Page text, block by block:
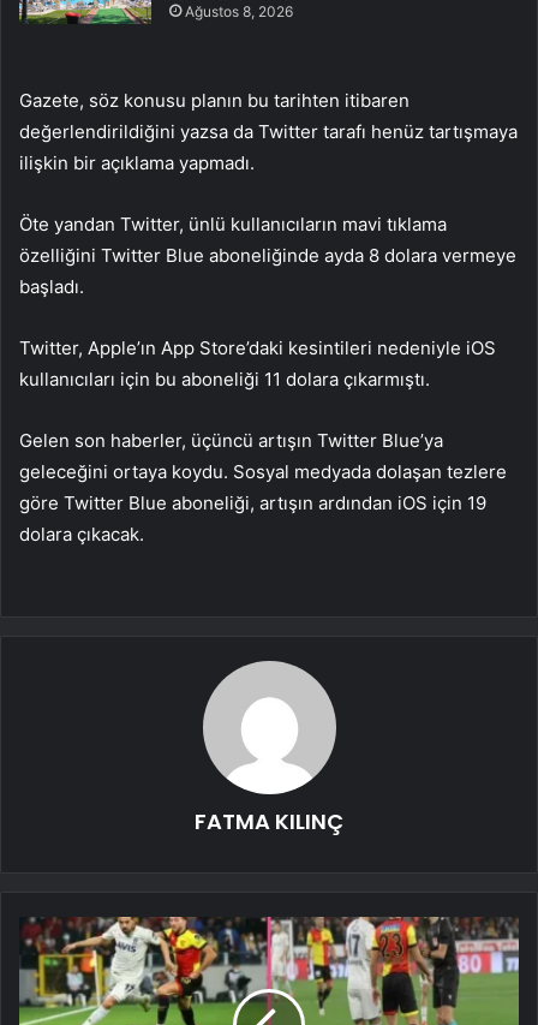
Ağustos 8, 2026
Gazete, söz konusu planın bu tarihten itibaren
değerlendirildiğini yazsa da Twitter tarafı henüz tartışmaya
ilişkin bir açıklama yapmadı.
Öte yandan Twitter, ünlü kullanıcıların mavi tıklama
özelliğini Twitter Blue aboneliğinde ayda 8 dolara vermeye
başladı.
Twitter, Apple’ın App Store’daki kesintileri nedeniyle iOS
kullanıcıları için bu aboneliği 11 dolara çıkarmıştı.
Gelen son haberler, üçüncü artışın Twitter Blue’ya
geleceğini ortaya koydu. Sosyal medyada dolaşan tezlere
göre Twitter Blue aboneliği, artışın ardından iOS için 19
dolara çıkacak.
FATMA KILINÇ